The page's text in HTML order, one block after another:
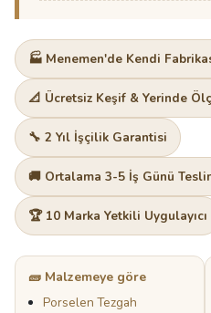
🏭 Menemen'de Kendi
📐 Ücretsiz Keşif & Yerinde
🔧 2 Yıl İşçilik Garantisi
🚚 Ortalama 3-5 İş Günü
🏆 10 Marka Yetkili Uygulayıcı
🧱 Malzemeye göre
Porselen Tezgah